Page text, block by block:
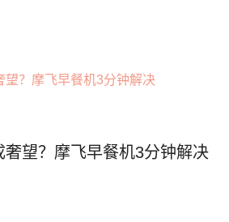
奢望？摩飞早餐机3分钟解决